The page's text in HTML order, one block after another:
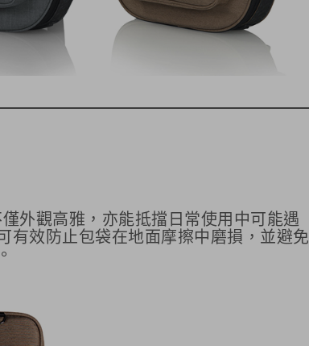
外觀高雅，亦能抵擋日常使用中可能遇
有效防止包袋在地面摩擦中磨損，並避免